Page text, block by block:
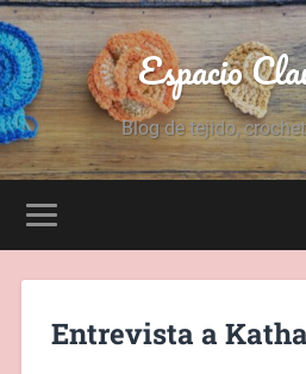
Espacio
Blog de tejido,
Entrevista a